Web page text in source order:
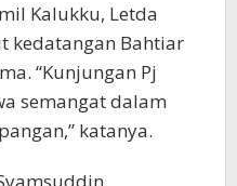
Kalukku, Letda
kedatangan Bahtiar
“Kunjungan Pj
semangat dalam
katanya.